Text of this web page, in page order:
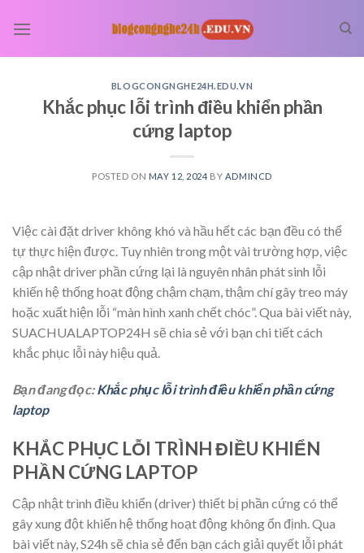
BLOGCONGNGHE24H.EDU.VN
Khắc phục lỗi trình điều khiển phần
cứng laptop
POSTED ON MAY 12, 2024 BY ADMINCD
Việc cài đặt driver không khó và hầu hết các bạn đều có thể
tự thực hiện được. Tuy nhiên trong một vài trường hợp, việc
cập nhật driver phần cứng lại là nguyên nhân phát sinh lỗi
khiến hệ thống hoạt động chậm chạm, thậm chí gây treo máy
hoặc xuất hiện lỗi “màn hình xanh chết chóc”. Qua bài viết này,
SUACHUALAPTOP24H sẽ chia sẻ với bạn chi tiết cách
khắc phục lỗi này hiệu quả.
Bạn đang đọc:Khắc phục lỗi trình điều khiển phần cứng
laptop
KHẮC PHỤC LỖI TRÌNH ĐIỀU KHIỂN
PHẦN CỨNG LAPTOP
Cập nhật trình điều khiển (driver) thiết bị phần cứng có thể
gây xung đột khiến hệ thống hoạt động không ổn định. Qua
bài viết này, S24h sẽ chia sẻ đến bạn cách giải quyết lỗi phát